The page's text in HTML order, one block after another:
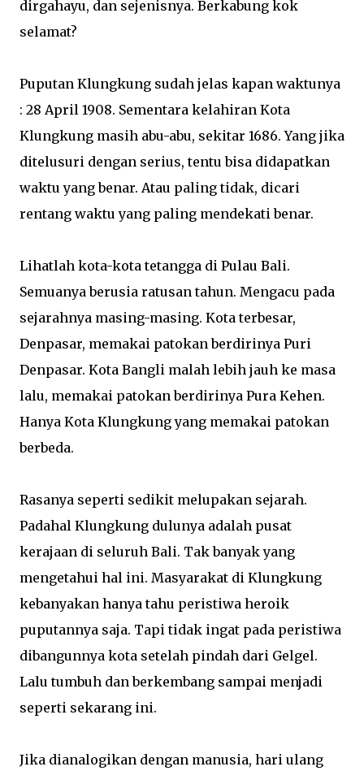
dirgahayu, dan sejenisnya. Berkabung kok
selamat?
Puputan Klungkung sudah jelas kapan waktunya
: 28 April 1908. Sementara kelahiran Kota
Klungkung masih abu-abu, sekitar 1686. Yang jika
ditelusuri dengan serius, tentu bisa didapatkan
waktu yang benar. Atau paling tidak, dicari
rentang waktu yang paling mendekati benar.
Lihatlah kota-kota tetangga di Pulau Bali.
Semuanya berusia ratusan tahun. Mengacu pada
sejarahnya masing-masing. Kota terbesar,
Denpasar, memakai patokan berdirinya Puri
Denpasar. Kota Bangli malah lebih jauh ke masa
lalu, memakai patokan berdirinya Pura Kehen.
Hanya Kota Klungkung yang memakai patokan
berbeda.
Rasanya seperti sedikit melupakan sejarah.
Padahal Klungkung dulunya adalah pusat
kerajaan di seluruh Bali. Tak banyak yang
mengetahui hal ini. Masyarakat di Klungkung
kebanyakan hanya tahu peristiwa heroik
puputannya saja. Tapi tidak ingat pada peristiwa
dibangunnya kota setelah pindah dari Gelgel.
Lalu tumbuh dan berkembang sampai menjadi
seperti sekarang ini.
Jika dianalogikan dengan manusia, hari ulang